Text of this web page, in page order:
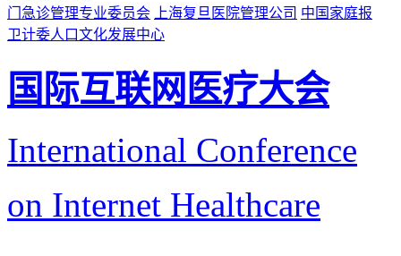
门急诊管理专业委员会
上海复旦医院管理公司 中国家庭报
卫计委人口文化发展中心
国际互联网医疗大会
International Conference
on Internet Healthcare